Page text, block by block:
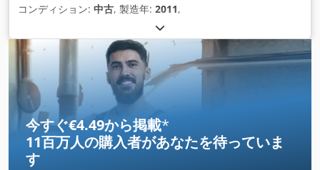
コンディション: 中古, 製造年: 2011,
今すぐ€4.49から掲載*
11百万人の購入者があなたを待っていま
す